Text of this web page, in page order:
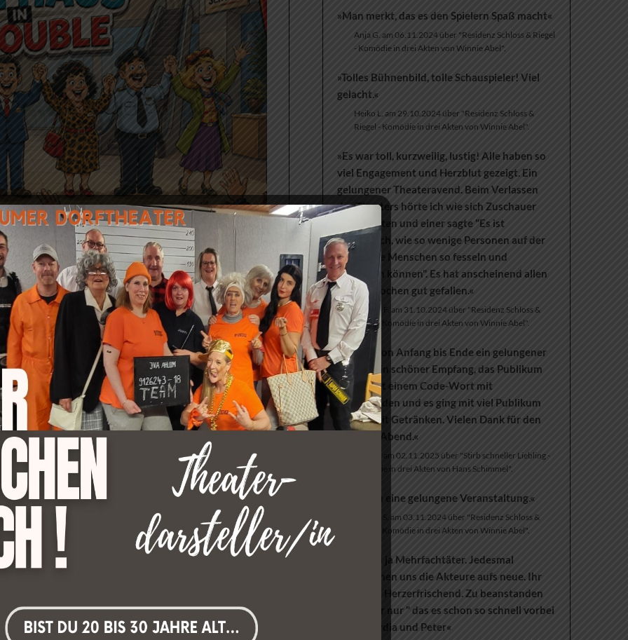
Tage
2026 von
»Man merkt, das es den Spielern Spaß macht«
Anja G. am 06.11.2024 über "Residenz Schloss & Riegel
- Komödie in drei Akten von Winnie Abel".
»Tolles Bühnenbild, tolle Schauspieler! Viel
gelacht.«
Heiko L. am 29.10.2024 über "Residenz Schloss &
Riegel - Komödie in drei Akten von Winnie Abel".
»Es war toll, kurzweilig, lustig! Alle haben so
viel Engagement und Herzblut gezeigt. Ein
gelungener Theateravend. Beim Verlassen
des Theaters hörte ich wie sich Zuschauer
unterhielten und einer sagte "Es ist
erstaunlich, wie so wenige Personen auf der
Bühne die Menschen so fesseln und
mitreißen können". Es hat anscheinend allen
ausgesprochen gut gefallen.«
Monika F. am 31.10.2024 über "Residenz Schloss &
Riegel - Komödie in drei Akten von Winnie Abel".
»Es war von Anfang bis Ende ein gelungener
Abend. Ein schöner Empfang, das Publikum
wurde mit einem Code-Wort mit
eingebunden und es ging mit viel Publikum
schnell mit Getränken. Vielen Dank für den
schönen Abend.«
Anja M. am 02.11.2025 über "Stirb schneller Liebling -
Komödie in drei Akten von Hans Schimmel".
»Rundum eine gelungene Veranstaltung.«
Helmut S. am 03.11.2024 über "Residenz Schloss &
Riegel - Komödie in drei Akten von Winnie Abel".
»Wir sind ja Mehrfachtäter. Jedesmal
überraschen uns die Akteure aufs neue. Ihr
Herzerfrischend. Zu beanstanden
haben wir nur " das es schon so schnell vorbei
war" lg Lydia und Peter«